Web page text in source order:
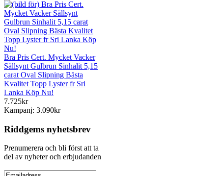
Bra Pris Cert. Mycket Vacker
Sällsynt Gulbrun Sinhalit 5,15
carat Oval Slipning Bästa
Kvalitet Topp Lyster fr Sri
Lanka Köp Nu!
7.725kr
Kampanj: 3.090kr
Riddgems nyhetsbrev
Prenumerera och bli först att ta
del av nyheter och erbjudanden